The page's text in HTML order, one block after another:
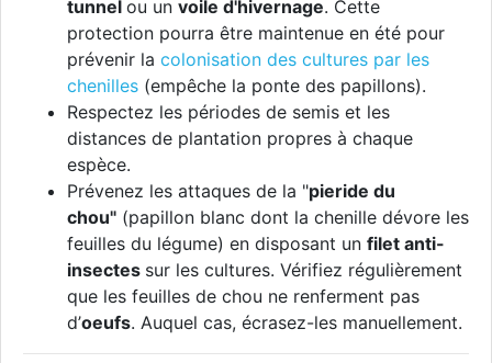
tunnel ou un voile d'hivernage. Cette
protection pourra être maintenue en été pour
prévenir la colonisation des cultures par les
chenilles (empêche la ponte des papillons).
Respectez les périodes de semis et les
distances de plantation propres à chaque
espèce.
Prévenez les attaques de la "pieride du
chou" (papillon blanc dont la chenille dévore les
feuilles du légume) en disposant un filet anti-
insectes sur les cultures. Vérifiez régulièrement
que les feuilles de chou ne renferment pas
d’oeufs. Auquel cas, écrasez-les manuellement.